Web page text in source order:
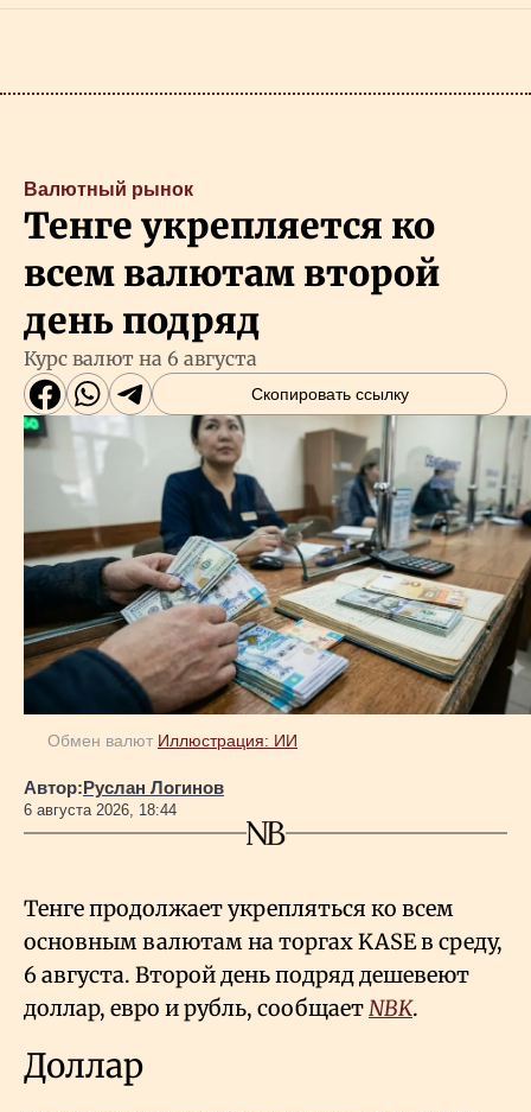
Валютный рынок
Тенге укрепляется ко
всем валютам второй
день подряд
Курс валют на 6 августа
Скопировать ссылку
Обмен валют Иллюстрация: ИИ
Автор:Руслан Логинов
6 августа 2026, 18:44
Тенге продолжает укрепляться ко всем
основным валютам на торгах KASE в среду,
6 августа. Второй день подряд дешевеют
доллар, евро и рубль, сообщаетNBK.
Доллар